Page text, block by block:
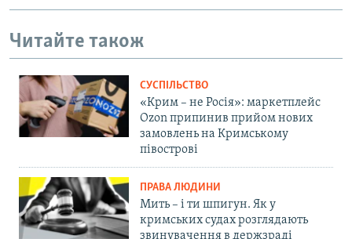
Читайте також
СУСПІЛЬСТВО
«Крим – не Росія»: маркетплейс
Ozon припинив прийом нових
замовлень на Кримському
півострові
ПРАВА ЛЮДИНИ
Мить – і ти шпигун. Як у
кримських судах розглядають
звинувачення в держзраді